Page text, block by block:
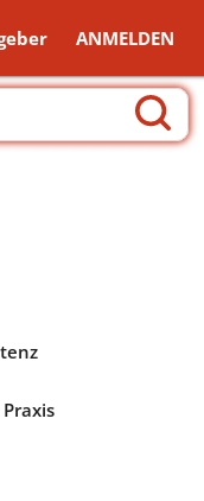
ANMELDEN